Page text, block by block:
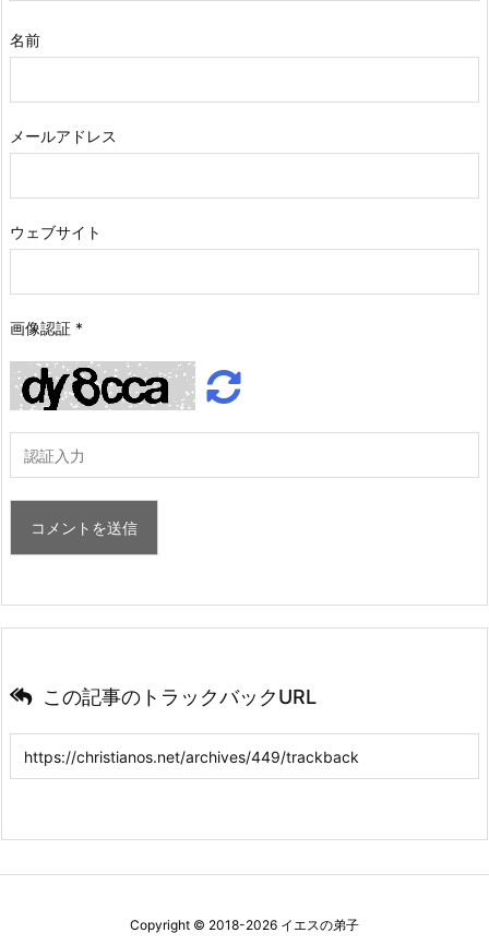
名前
メールアドレス
ウェブサイト
画像認証 *
この記事のトラックバックURL
Copyright © 2018-2026 イエスの弟子